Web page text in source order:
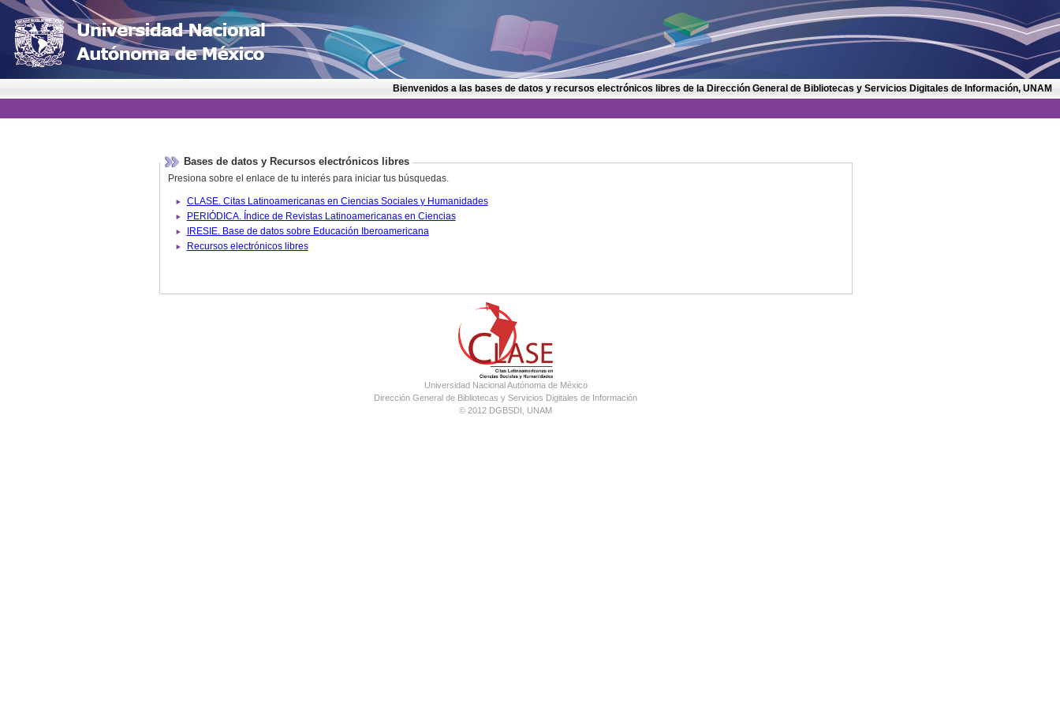
Bienvenidos a las bases de datos y recursos electrónicos libres de la Dirección General de Bibliotecas y Servicios Digitales de Información, UNAM
Bases de datos y Recursos electrónicos libres
Presiona sobre el enlace de tu interés para iniciar tus búsquedas.
CLASE. Citas Latinoamericanas en Ciencias Sociales y Humanidades
PERIÓDICA. Índice de Revistas Latinoamericanas en Ciencias
IRESIE. Base de datos sobre Educación Iberoamericana
Recursos electrónicos libres
Universidad Nacional Autónoma de México
Dirección General de Bibliotecas y Servicios Digitales de Información
© 2012 DGBSDI, UNAM